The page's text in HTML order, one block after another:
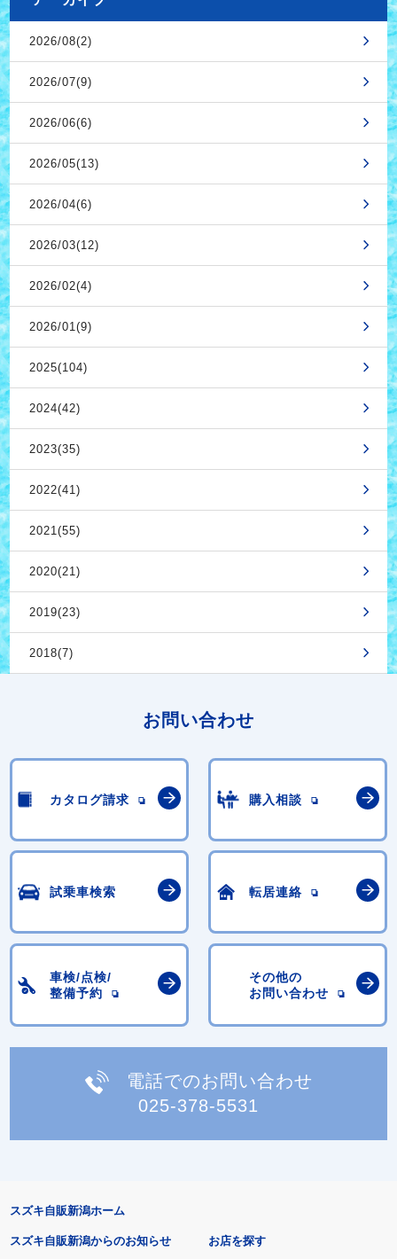
2026/08(2)
2026/07(9)
2026/06(6)
2026/05(13)
2026/04(6)
2026/03(12)
2026/02(4)
2026/01(9)
2025(104)
2024(42)
2023(35)
2022(41)
2021(55)
2020(21)
2019(23)
2018(7)
お問い合わせ
カタログ請求 購入相談
試乗車検索 転居連絡
車検/点検/
整備予約
その他の
お問い合わせ
電話でのお問い合わせ
025-378-5531
スズキ自販新潟ホーム
スズキ自販新潟からのお知らせ お店を探す